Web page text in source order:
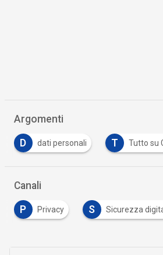
Argomenti
D dati personali T Tutto su
Canali
P Privacy S Sicurezza